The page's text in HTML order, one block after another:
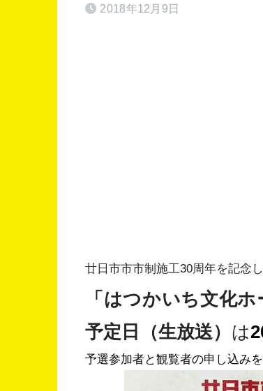
2018年12月9日
廿日市市市制施工30周年を記念
「はつかいち文化
予定日（生放送） は
予選参加者と観覧者の申し込み